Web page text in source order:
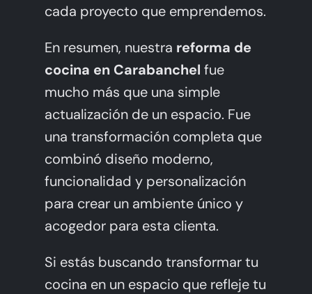
cada proyecto que emprendemos.
En resumen, nuestra reforma de
cocina en Carabanchel fue
mucho más que una simple
actualización de un espacio. Fue
una transformación completa que
combinó diseño moderno,
funcionalidad y personalización
para crear un ambiente único y
acogedor para esta clienta.
Si estás buscando transformar tu
cocina en un espacio que refleje tu